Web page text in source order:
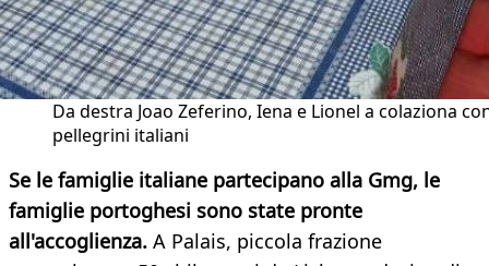
Da destra Joao Zeferino, Iena e Lionel a colaziona
pellegrini italiani
Se le famiglie italiane partecipano alla Gmg, le
famiglie portoghesi sono state pronte
all'accoglienza. A Palais, piccola frazione